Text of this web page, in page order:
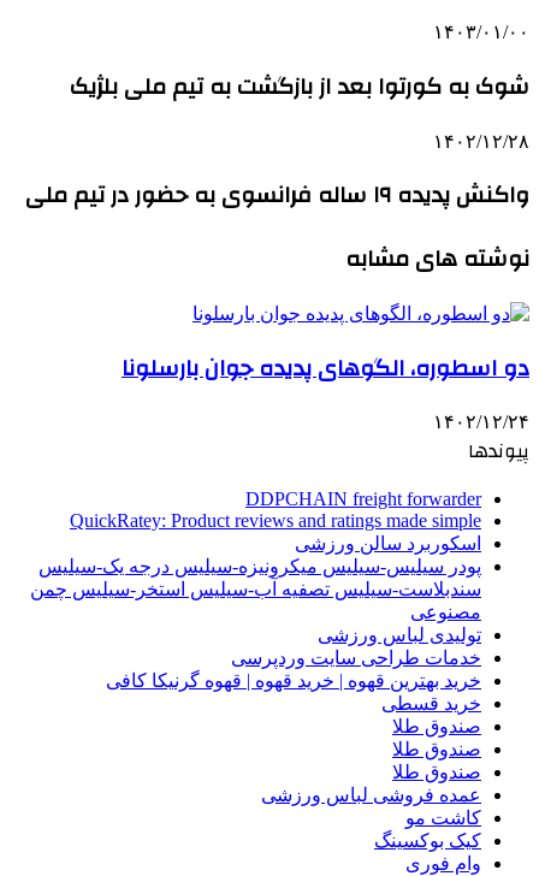
۱۴۰۳/۰۱/۰۰
شوک به کورتوا بعد از بازگشت به تیم ملی بلژیک
۱۴۰۲/۱۲/۲۸
واکنش پدیده ۱۹ ساله فرانسوی به حضور در تیم ملی
نوشته های مشابه
دو اسطوره، الگوهای پدیده جوان بارسلونا
۱۴۰۲/۱۲/۲۴
پیوندها
DDPCHAIN freight forwarder
QuickRatey: Product reviews and ratings made simple
اسکوربرد سالن ورزشی
پودر سیلیس-سیلیس میکرونیزه-سیلیس درجه یک-سیلیس
سندبلاست-سیلیس تصفیه آب-سیلیس استخر-سیلیس چمن
مصنوعی
تولیدی لباس ورزشی
خدمات طراحی سایت وردپرسی
خرید بهترین قهوه | خرید قهوه | قهوه گرنیکا کافی
خرید قسطی
صندوق طلا
صندوق طلا
صندوق طلا
عمده فروشی لباس ورزشی
کاشت مو
کیک بوکسینگ
وام فوری